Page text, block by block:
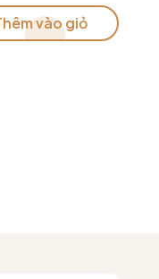
vào giỏ